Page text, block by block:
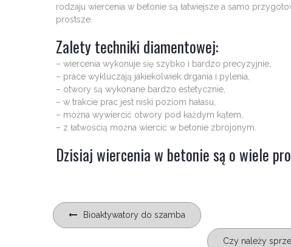
rodzaju wiercenia w betonie są łatwiejsze a samo
prostsze.
Zalety techniki diamentowej:
– wiercenia wykonuje się szybko i bardzo precyzyjnie,
– prace wykluczają jakiekolwiek drgania i pylenia,
– otwory są wykonane bardzo estetycznie,
– w trakcie prac jest niski poziom hałasu,
– można wywiercić otwory pod każdym kątem,
– z łatwością można wiercić w betonie zbrojonym.
Dzisiaj wiercenia w betonie są o wiele
Nawigacja
wpisu
Bioaktywatory do szamba
Czy należy